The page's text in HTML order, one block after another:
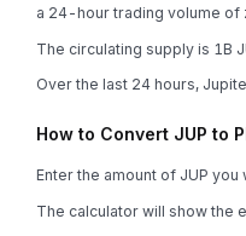
a 24-hour trading volume of
The circulating supply is 1B
Over the last 24 hours,
How to Convert JUP to
Enter the amount of JUP
The calculator will show the